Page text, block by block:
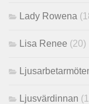
Lady Rowena
Lisa Renee (20)
Ljusvärdinnan